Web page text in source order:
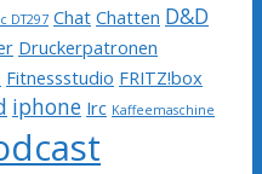
DT297 Chat Chatten D&D
Druckerpatronen
Fitnessstudio FRITZ!box
iphone Irc Kaffeemaschine